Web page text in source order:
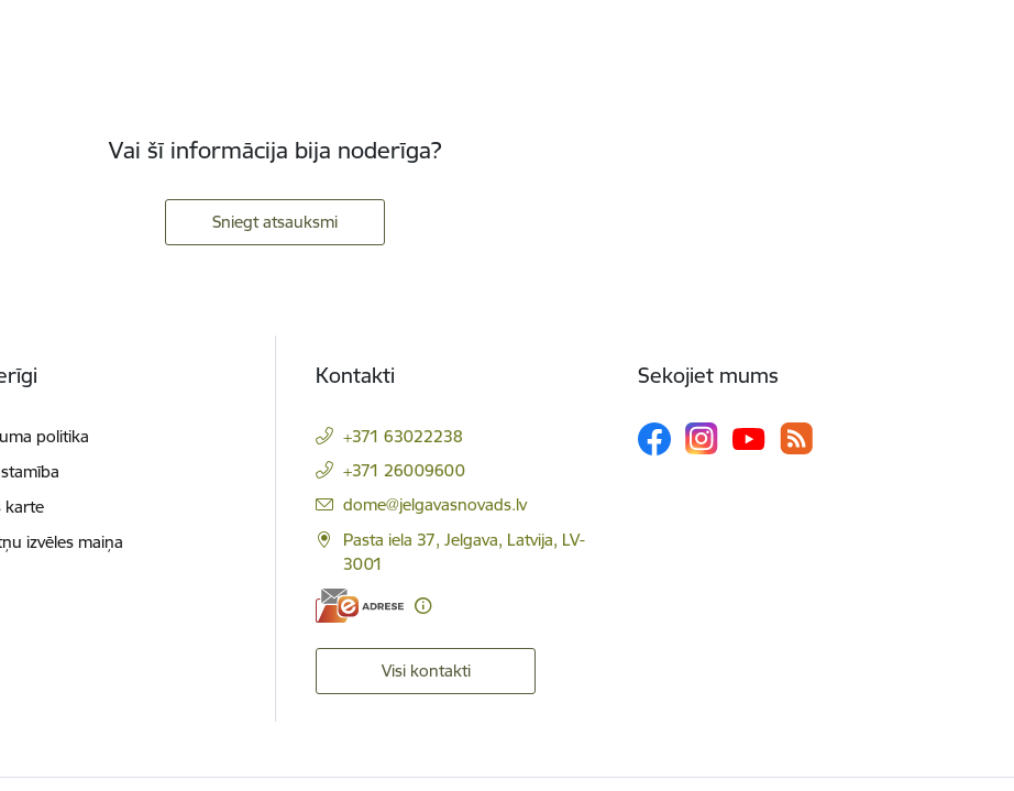
Vai šī informācija bija noderīga?
Sniegt atsauksmi
politika
karte
izvēles maiņa
Kontakti
+371 63022238
+371 26009600
E-pasts:
dome@jelgavasnovads.lv
Pasta iela 37, Jelgava, Latvija, LV-
3001
Visi kontakti
Sekojiet mums